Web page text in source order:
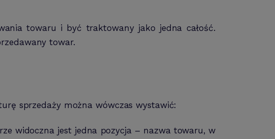
towaru i być traktowany jako jedna całość.
towar.
sprzedaży można wówczas wystawić:
widoczna jest jedna pozycja – nazwa towaru, w